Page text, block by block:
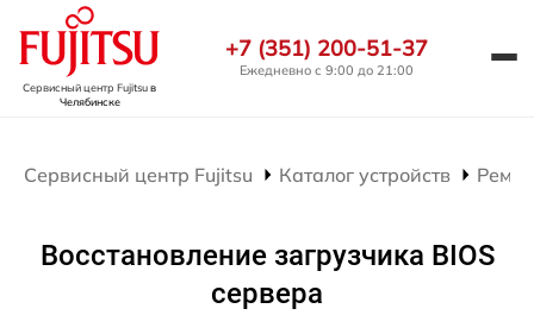
Сервисный центр Fujitsuв
Челябинске
+7 (351) 200-51-37
Ежедневно с 9:00 до 21:00
Сервисный центр Fujitsu Каталог устройств
Восстановление загрузчика BIOS
сервера